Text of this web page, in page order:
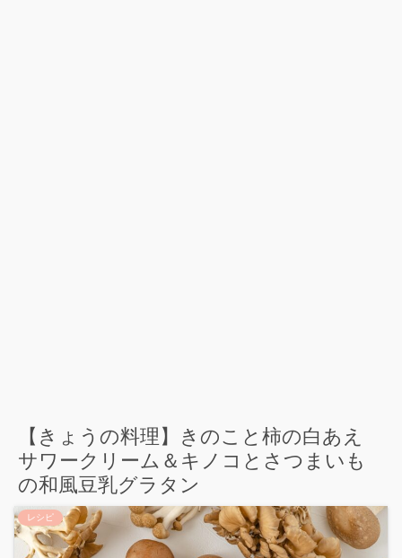
【きょうの料理】きのこと柿の白あえ
サワークリーム＆キノコとさつまいも
の和風豆乳グラタン
レシピ